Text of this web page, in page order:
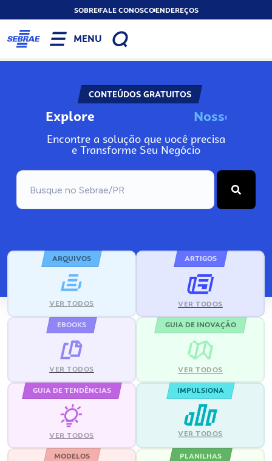
SOBREFALE CONOSCOENDEREÇOS
MENU
CONTEÚDOS GRATUITOS
Explore Nos
Encontre a solução que você precisa
e Transforme Seu Negócio
ARQUIVOS
VER TODOS
ARTIGOS
VER TODOS
EBOOKS
VER TODOS
GUIA DE INOVAÇÃO
VER TODOS
GUIA DE TENDÊNCIAS
VER TODOS
IMPULSIONA
VER TODOS
MODELOS PLANILHAS